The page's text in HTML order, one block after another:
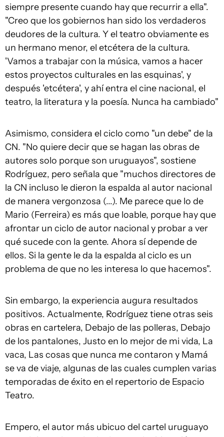
siempre presente cuando hay que recurrir a ella".
"Creo que los gobiernos han sido los verdaderos
deudores de la cultura. Y el teatro obviamente es
un hermano menor, el etcétera de la cultura.
'Vamos a trabajar con la música, vamos a hacer
estos proyectos culturales en las esquinas', y
después 'etcétera', y ahí entra el cine nacional, el
teatro, la literatura y la poesía. Nunca ha cambiado"
Asimismo, considera el ciclo como "un debe" de la
CN. "No quiere decir que se hagan las obras de
autores solo porque son uruguayos", sostiene
Rodríguez, pero señala que "muchos directores de
la CN incluso le dieron la espalda al autor nacional
de manera vergonzosa (...). Me parece que lo de
Mario (Ferreira) es más que loable, porque hay que
afrontar un ciclo de autor nacional y probar a ver
qué sucede con la gente. Ahora sí depende de
ellos. Si la gente le da la espalda al ciclo es un
problema de que no les interesa lo que hacemos".
Sin embargo, la experiencia augura resultados
positivos. Actualmente, Rodríguez tiene otras seis
obras en cartelera, Debajo de las polleras, Debajo
de los pantalones, Justo en lo mejor de mi vida, La
vaca, Las cosas que nunca me contaron y Mamá
se va de viaje, algunas de las cuales cumplen varias
temporadas de éxito en el repertorio de Espacio
Teatro.
Empero, el autor más ubicuo del cartel uruguayo